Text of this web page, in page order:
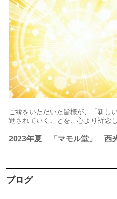
ご縁をいただいた皆様が、「新し
進されていくことを、心より祈念
2023年夏 「マモル堂」 西
ブログ